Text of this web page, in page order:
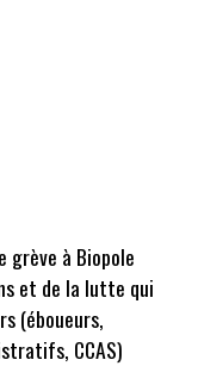
grève à Biopole
et de la lutte qui
(éboueurs,
CCAS)